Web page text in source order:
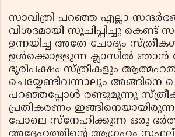
സാവിത്രി പറഞ്ഞ എല്ലാ
വിശദമായി സൂചിപ്പിച്ചു കെണ്ട്
ഉന്നയിച്ച അതേ ചോദ്യം
ഉള്‍ക്കൊളളുന്ന ക്ലാസില്‍ ഞാന്‍
ഭൂരിപക്ഷം സ്ത്രീകളും
ചെയ്യേണ്ടിവന്നാലും അങ്ങിനെ
പറഞ്ഞപ്പോള്‍ രണ്ടുമൂന്നു
പ്രതികരണം
പോലെ സ്‌നേഹിക്കുന്ന ഒരു
അദ്ദേഹത്തിന്റെ ആഗ്രഹം